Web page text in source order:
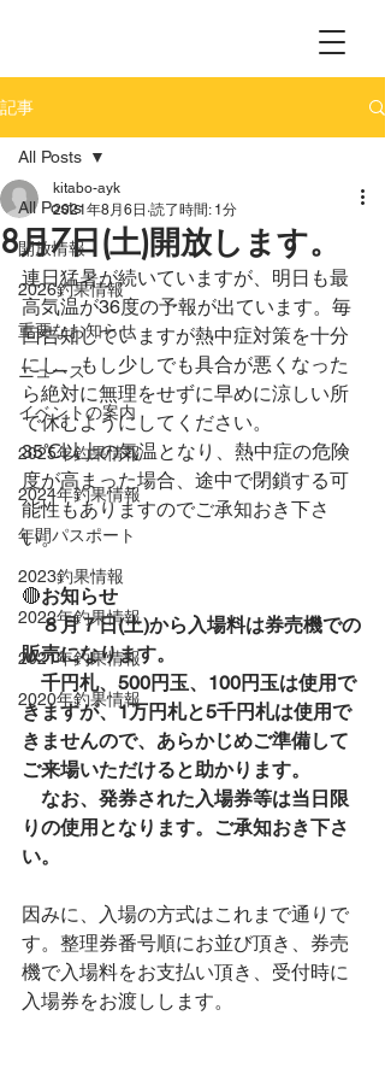
記事
All Posts
開放情報
2026釣果情報
重要なお知らせ
ニュース
イベントの案内
2025年釣果情報
2024年釣果情報
年間パスポート
2023釣果情報
2022年釣果情報
2021年釣果情報
2020年釣果情報
All Posts
8月7日(土)開放します。
kitabo-ayk
2021年8月6日 読了時間: 1分
連日猛暑が続いていますが、明日も最
高気温が36度の予報が出ています。毎
回告知していますが熱中症対策を十分
にし、もし少しでも具合が悪くなった
ら絶対に無理をせずに早めに涼しい所
で休むようにしてください。
35℃以上の気温となり、熱中症の危険
度が高まった場合、途中で閉鎖する可
能性もありますのでご承知おき下さ
い。
🔴お知らせ
８月７日(土)から入場料は券売機での
販売になります。
千円札、500円玉、100円玉は使用で
きますが、1万円札と5千円札は使用で
きませんので、あらかじめご準備して
ご来場いただけると助かります。
なお、発券された入場券等は当日限
りの使用となります。ご承知おき下さ
い。
因みに、入場の方式はこれまで通りで
す。整理券番号順にお並び頂き、券売
機で入場料をお支払い頂き、受付時に
入場券をお渡しします。